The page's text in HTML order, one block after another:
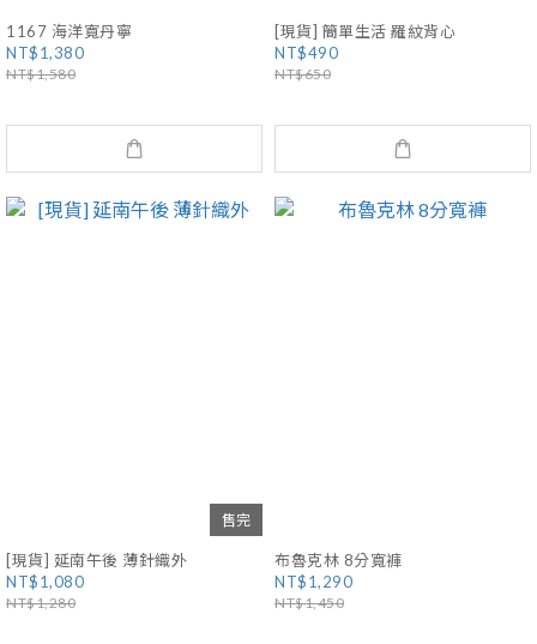
1167 海洋寬丹寧
NT$1,380
NT$1,580
[現貨] 簡單生活 羅紋背心
NT$490
NT$650
售完
[現貨] 延南午後 薄針織外
NT$1,080
NT$1,280
布魯克林 8分寬褲
NT$1,290
NT$1,450